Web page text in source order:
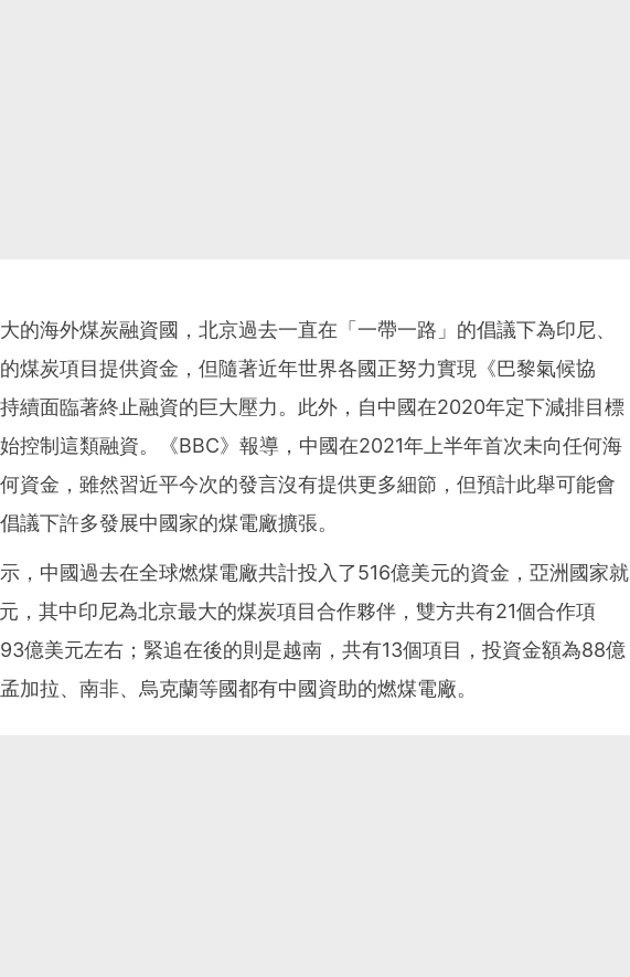
的海外煤炭融資國，北京過去一直在「一帶一路」的倡議下為印尼、
煤炭項目提供資金，但隨著近年世界各國正努力實現《巴黎氣候協
續面臨著終止融資的巨大壓力。此外，自中國在2020年定下減排目標
控制這類融資。《BBC》報導，中國在2021年上半年首次未向任何海
資金，雖然習近平今次的發言沒有提供更多細節，但預計此舉可能會
議下許多發展中國家的煤電廠擴張。
，中國過去在全球燃煤電廠共計投入了516億美元的資金，亞洲國家就
，其中印尼為北京最大的煤炭項目合作夥伴，雙方共有21個合作項
億美元左右；緊追在後的則是越南，共有13個項目，投資金額為88億
加拉、南非、烏克蘭等國都有中國資助的燃煤電廠。